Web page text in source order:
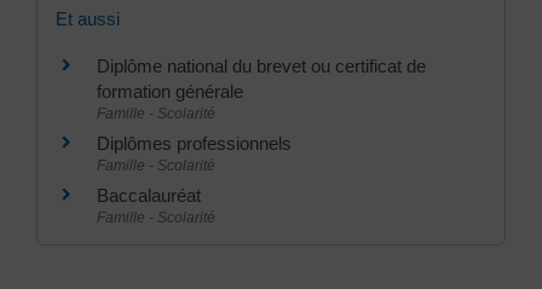
Et aussi
Diplôme national du brevet ou certificat de
formation générale
Famille - Scolarité
Diplômes professionnels
Famille - Scolarité
Baccalauréat
Famille - Scolarité